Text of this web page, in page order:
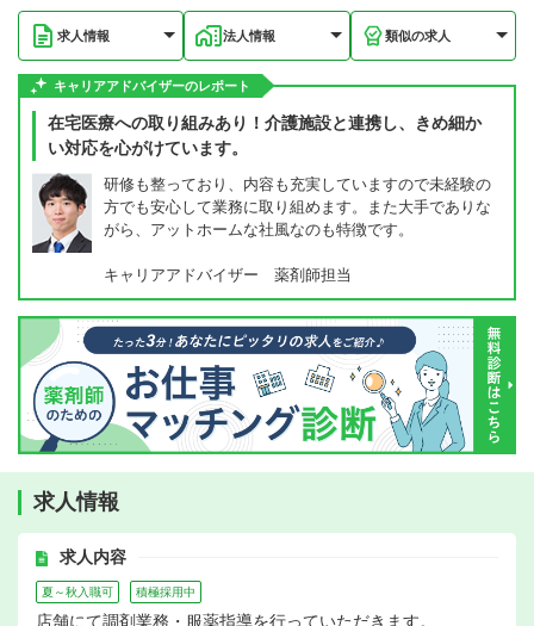
求人情報 法人情報 類似の求人
キャリアアドバイザーのレポート
在宅医療への取り組みあり！介護施設と連携し、きめ細か
い対応を心がけています。
研修も整っており、内容も充実していますので未経験の
方でも安心して業務に取り組めます。また大手でありな
がら、アットホームな社風なのも特徴です。
キャリアアドバイザー 薬剤師担当
求人情報
求人内容
夏～秋入職可 積極採用中
店舗にて調剤業務・服薬指導を行っていただきます。